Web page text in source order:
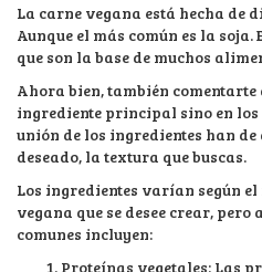
La carne vegana está hecha de
Aunque el más común es la
que son la base de muchos
Ahora bien, también comentarte
ingrediente principal sino en los
unión de los ingredientes han
deseado, la textura que buscas.
Los ingredientes varían según
vegana que se desee crear, pero
comunes incluyen:
Proteínas vegetales: Las